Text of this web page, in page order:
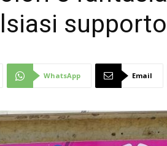
supporto
WhatsApp Email